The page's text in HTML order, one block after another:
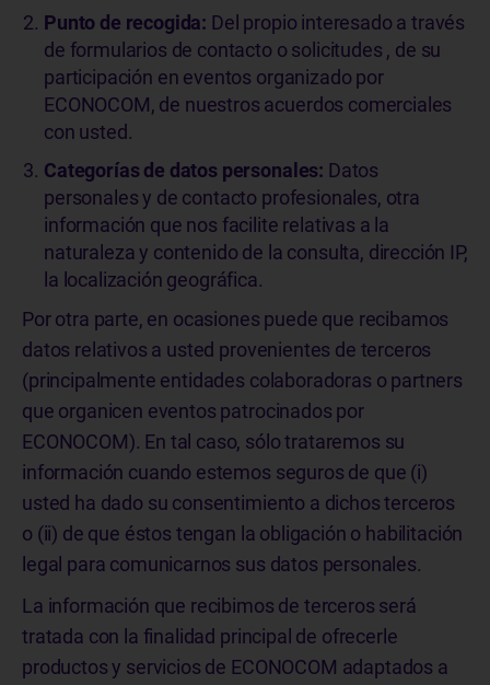
Punto de recogida: Del propio interesado a través
de formularios de contacto o solicitudes , de su
participación en eventos organizado por
ECONOCOM, de nuestros acuerdos comerciales
con usted.
Categorías de datos personales: Datos
personales y de contacto profesionales, otra
información que nos facilite relativas a la
naturaleza y contenido de la consulta, dirección IP,
la localización geográfica.
Por otra parte, en ocasiones puede que recibamos
datos relativos a usted provenientes de terceros
(principalmente entidades colaboradoras o partners
que organicen eventos patrocinados por
ECONOCOM). En tal caso, sólo trataremos su
información cuando estemos seguros de que (i)
usted ha dado su consentimiento a dichos terceros
o (ii) de que éstos tengan la obligación o habilitación
legal para comunicarnos sus datos personales.
La información que recibimos de terceros será
tratada con la finalidad principal de ofrecerle
productos y servicios de ECONOCOM adaptados a